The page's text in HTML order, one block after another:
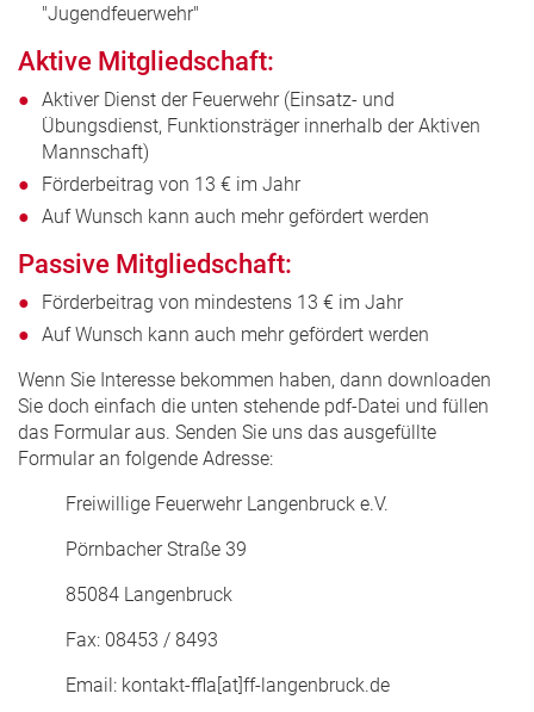
"Jugendfeuerwehr"
Aktive Mitgliedschaft:
Aktiver Dienst der Feuerwehr (Einsatz- und
Übungsdienst, Funktionsträger innerhalb der Aktiven
Mannschaft)
Förderbeitrag von 13 € im Jahr
Auf Wunsch kann auch mehr gefördert werden
Passive Mitgliedschaft:
Förderbeitrag von mindestens 13 € im Jahr
Auf Wunsch kann auch mehr gefördert werden
Wenn Sie Interesse bekommen haben, dann downloaden
Sie doch einfach die unten stehende pdf-Datei und füllen
das Formular aus. Senden Sie uns das ausgefüllte
Formular an folgende Adresse:
Freiwillige Feuerwehr Langenbruck e.V.
Pörnbacher Straße 39
85084 Langenbruck
Fax: 08453 / 8493
Email: kontakt-ffla[at]ff-langenbruck.de